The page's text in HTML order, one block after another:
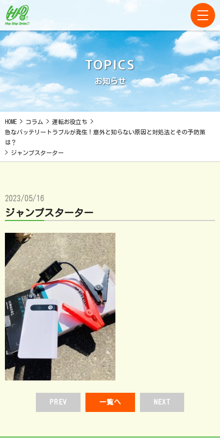
TOPICS
お知らせ
HOME > コラム > 運転お役立ち >
急なバッテリートラブルが発生！意外と知らない原因と対処法とその予防策
は？
> ジャンプスターター
2023/05/16
ジャンプスターター
PREV 一覧へ NEXT